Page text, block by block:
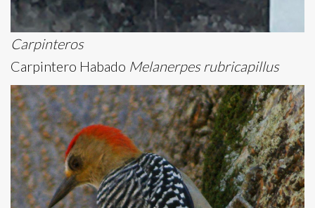
Carpinteros
Carpintero Habado Melanerpes rubricapillus